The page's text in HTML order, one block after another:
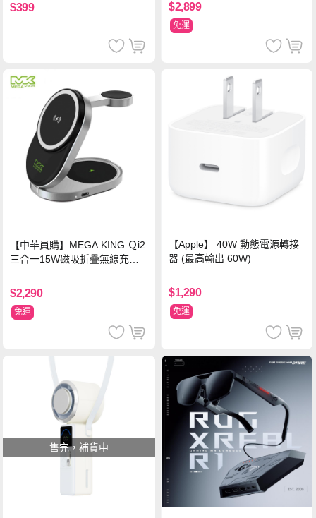
$399 $2,899
免運
【中華員購】MEGA KING Ｑi2
三合一15W磁吸折疊無線充電
$2,290
免運
【Apple】 40W 動態電源轉接
器 (最高輸出 60W)
$1,290
免運
售完，補貨中